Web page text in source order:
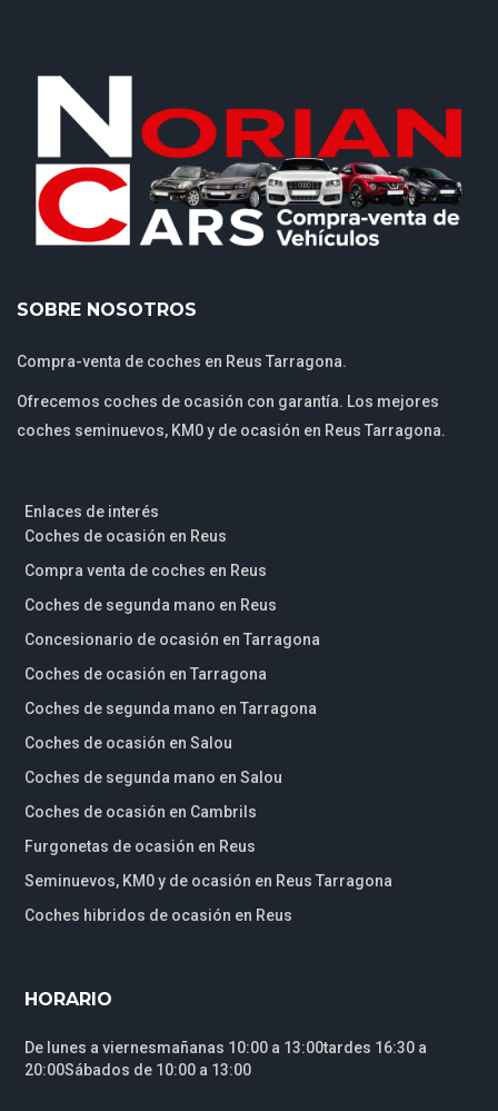
SOBRE NOSOTROS
Compra-venta de coches en Reus Tarragona.
Ofrecemos coches de ocasión con garantía. Los mejores
coches seminuevos, KM0 y de ocasión en Reus Tarragona.
Enlaces de interés
Coches de ocasión en Reus
Compra venta de coches en Reus
Coches de segunda mano en Reus
Concesionario de ocasión en Tarragona
Coches de ocasión en Tarragona
Coches de segunda mano en Tarragona
Coches de ocasión en Salou
Coches de segunda mano en Salou
Coches de ocasión en Cambrils
Furgonetas de ocasión en Reus
Seminuevos, KM0 y de ocasión en Reus Tarragona
Coches hibridos de ocasión en Reus
HORARIO
De lunes a viernesmañanas 10:00 a 13:00tardes 16:30 a
20:00Sábados de 10:00 a 13:00